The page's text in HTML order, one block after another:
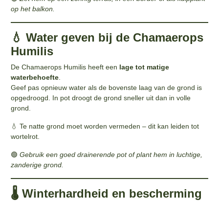
op het balkon.
💧 Water geven bij de Chamaerops
Humilis
De Chamaerops Humilis heeft een lage tot matige
waterbehoefte
Geef pas opnieuw water als de bovenste laag van de grond is
opgedroogd. In pot droogt de grond sneller uit dan in volle
grond.
💧 Te natte grond moet worden vermeden – dit kan leiden tot
wortelrot.
🟢Gebruik een goed drainerende pot of plant hem in luchtige,
zanderige grond.
🌡️ Winterhardheid en bescherming